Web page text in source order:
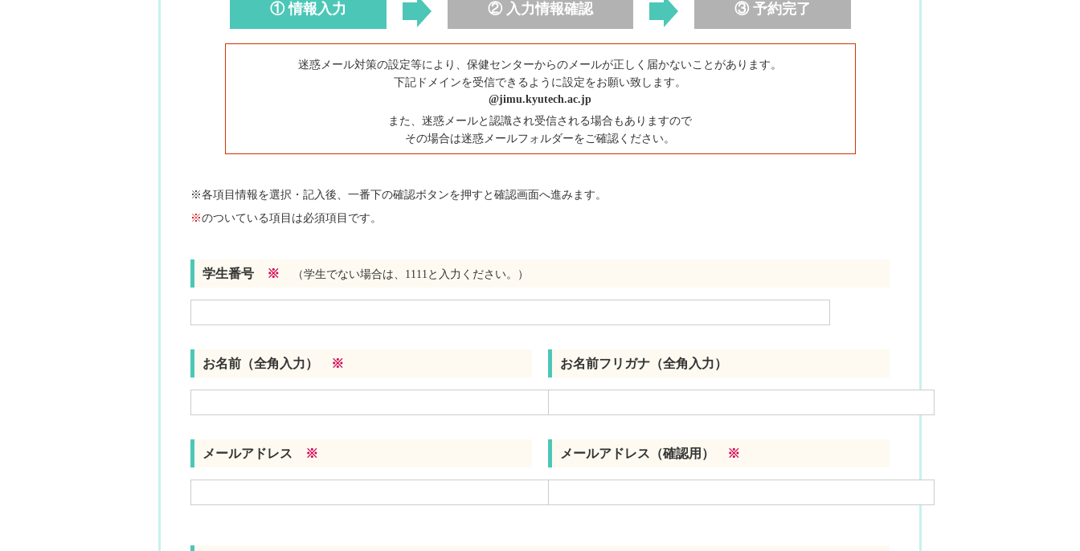
① 情報入力 ② 入力情報確認 ③ 予約完了
迷惑メール対策の設定等により、保健センターからのメールが正しく届かないことがあります。
下記ドメインを受信できるように設定をお願い致します。
@jimu.kyutech.ac.jp
また、迷惑メールと認識され受信される場合もありますので
その場合は迷惑メールフォルダーをご確認ください。
※各項目情報を選択・記入後、一番下の確認ボタンを押すと確認画面へ進みます。
※のついている項目は必須項目です。
学生番号 ※ （学生でない場合は、1111と入力ください。）
お名前（全角入力） ※ お名前フリガナ（全角入力）
メールアドレス ※ メールアドレス（確認用） ※